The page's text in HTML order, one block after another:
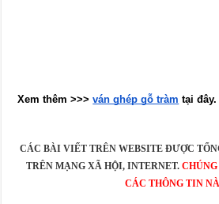
Xem thêm >>> ván ghép gỗ tràm tại đây.
CÁC BÀI VIẾT TRÊN WEBSITE ĐƯỢC
TRÊN MẠNG XÃ HỘI, INTERNET.
CÁC THÔNG TIN